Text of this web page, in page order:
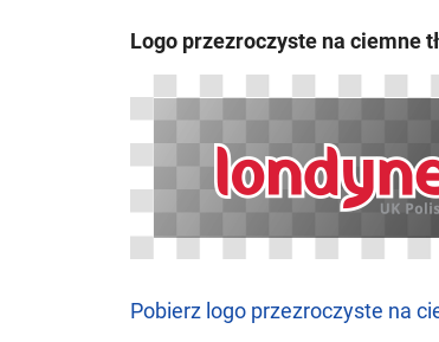
Logo przezroczyste na ciemne
Pobierz logo przezroczyste na